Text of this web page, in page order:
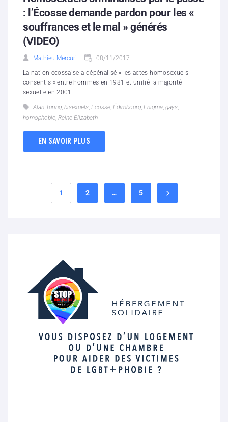
: l’Écosse demande pardon pour les «
souffrances et le mal » générés
(VIDEO)
Mathieu Mercuri 08/11/2017
La nation écossaise a dépénalisé « les actes homosexuels
consentis » entre hommes en 1981 et unifié la majorité
sexuelle en 2001.
Alan Turing bisexuels Ecosse Édimbourg Enigma gays
homophobie Reine Elizabeth
EN SAVOIR PLUS
1 2 … 5